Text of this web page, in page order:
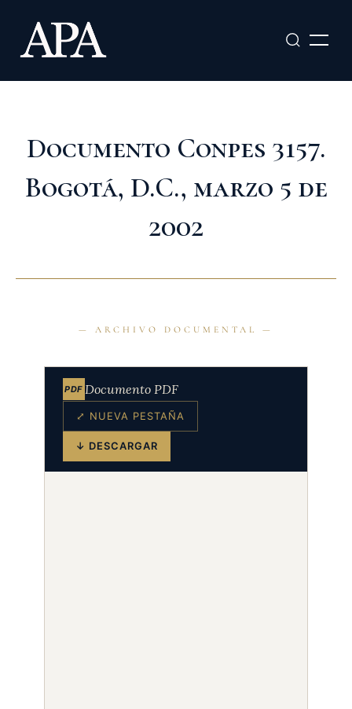
contenido
Documento Conpes 3157.
Bogotá, D.C., marzo 5 de
2002
PDF Documento PDF
⤢ NUEVA PESTAÑA
↓ DESCARGAR